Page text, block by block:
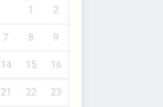
1 2
7 8 9
14 15 16
21 22 23